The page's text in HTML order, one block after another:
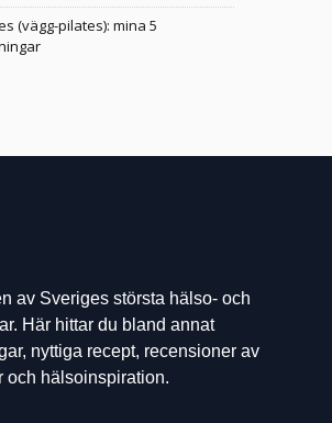
(vägg-pilates): mina 5
av Sveriges största hälso- och
Här hittar du bland annat
nyttiga recept, recensioner av
och hälsoinspiration.